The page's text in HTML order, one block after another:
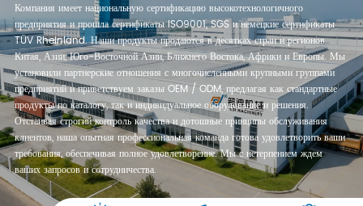
Компания имеет национальную сертификацию высокотехнологичного
предприятия и прошла сертификаты ISO9001, SGS и немецкие сертификаты
TÜV Rheinland. Наши продукты продаются в десятках стран и регионов
Китая, Азии, Юго-Восточной Азии, Ближнего Востока, Африки и Европы. Мы
установили партнерские отношения с многочисленными крупными группами
предприятий и приветствуем заказы OEM / ODM, предлагая как стандартные
продукты по каталогу, так и индивидуальное оборудование и решения.
Отстаивая строгий контроль качества и дотошные принципы обслуживания
клиентов, наша опытная профессиональная команда готова удовлетворить ваши
требования, обеспечивая полное удовлетворение. Мы с нетерпением ждем
ваших запросов и сотрудничества.